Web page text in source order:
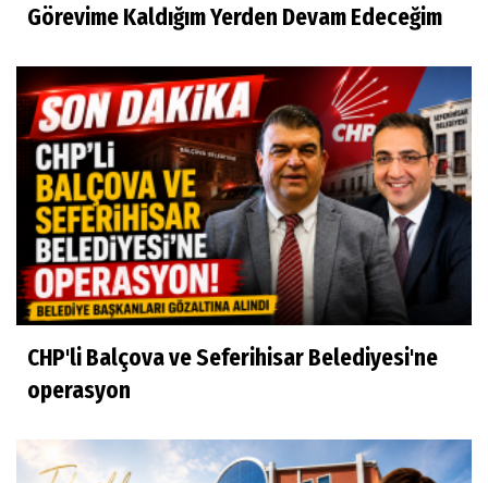
Görevime Kaldığım Yerden Devam Edeceğim
CHP'li Balçova ve Seferihisar Belediyesi'ne
operasyon